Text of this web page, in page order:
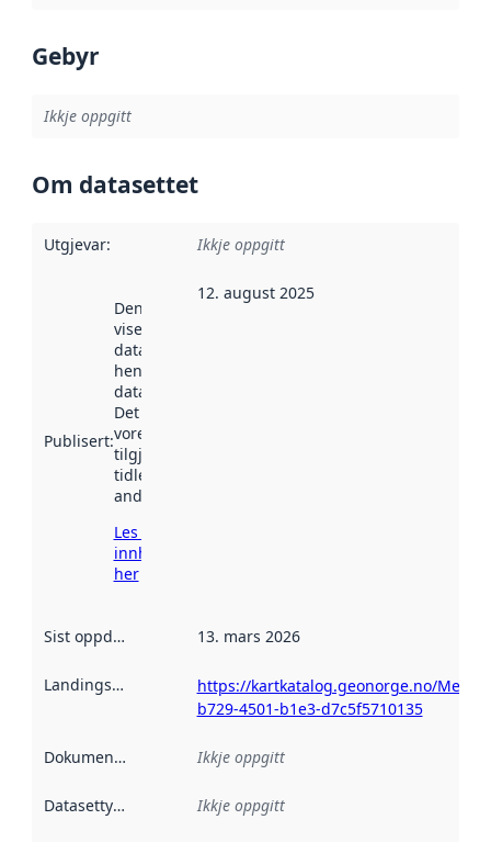
Gebyr
Ikkje oppgitt
Om datasettet
Utgjevar: Ikkje oppgitt
Publisert:
Denne datoen
viser når
datasettet vart
henta inn av
data.norge.no.
Det kan ha
vore
tilgjengeleg
tidlegare
andre stader.
Les meir om
innhenting
her
12. august 2025
Sist oppdatert 13. mars 2026
Landingsside
https://kartkatalog.geonorge.no/
b729-4501-b1e3-d7c5f5710135
Dokumentasjon Ikkje oppgitt
Datasettype Ikkje oppgitt